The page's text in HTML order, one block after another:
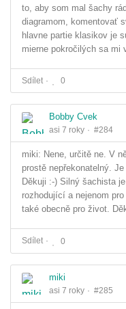
to, aby som mal šachy
diagramom, komentovať
hlavne partie klasikov je
mierne pokročilých sa mi
Sdílet 0
Bobby Cvek
asi 7 roky #284
miki: Nene, určitě ne. V
prostě nepřekonatelný.
Děkuji :-) Silný šachista
rozhodující a nejenom
také obecně pro život.
Sdílet 0
miki
asi 7 roky #285